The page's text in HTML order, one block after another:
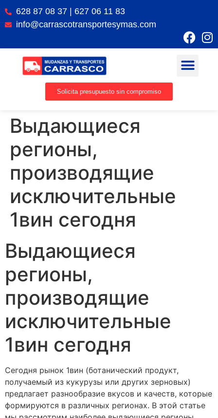
628 87 08 37 | 627 06 11 83
info@carrascotransportesymas.com
Solicita presupuesto sin compromiso
Выдающиеся
регионы,
производящие
исключительные
1вин сегодня
Выдающиеся
регионы,
производящие
исключительные
1вин сегодня
Сегодня рынок 1вин (ботанический продукт,
получаемый из кукурузы или других зерновых)
предлагает разнообразие вкусов и качеств, которые
формируются в различных регионах. В этой статье